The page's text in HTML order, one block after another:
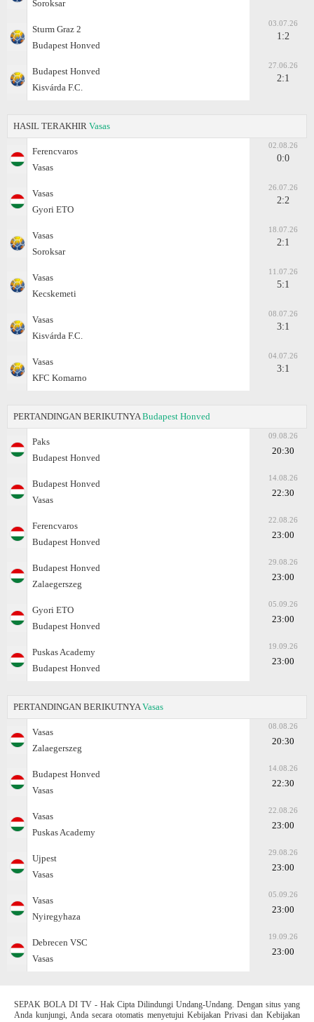
Soroksar
Sturm Graz 2
Budapest Honved
03.07.26
1:2
Budapest Honved
Kisvárda F.C.
27.06.26
2:1
HASIL TERAKHIR Vasas
Ferencvaros
Vasas
02.08.26
0:0
Vasas
Gyоri ETO
26.07.26
2:2
Vasas
Soroksar
18.07.26
2:1
Vasas
Kecskemеti
11.07.26
5:1
Vasas
Kisvárda F.C.
08.07.26
3:1
Vasas
KFC Komarno
04.07.26
3:1
PERTANDINGAN BERIKUTNYA Budapest Honved
Paks
Budapest Honved
09.08.26
20:30
Budapest Honved
Vasas
14.08.26
22:30
Ferencvaros
Budapest Honved
22.08.26
23:00
Budapest Honved
Zalaegerszeg
29.08.26
23:00
Gyоri ETO
Budapest Honved
05.09.26
23:00
Puskas Academy
Budapest Honved
19.09.26
23:00
PERTANDINGAN BERIKUTNYA Vasas
Vasas
Zalaegerszeg
08.08.26
20:30
Budapest Honved
Vasas
14.08.26
22:30
Vasas
Puskas Academy
22.08.26
23:00
Ujpest
Vasas
29.08.26
23:00
Vasas
Nyiregyhaza
05.09.26
23:00
Debrecen VSC
Vasas
19.09.26
23:00
SEPAK BOLA DI TV - Hak Cipta Dilindungi Undang-Undang. Dengan situs yang
Anda kunjungi, Anda secara otomatis menyetujui Kebijakan Privasi dan Kebijakan